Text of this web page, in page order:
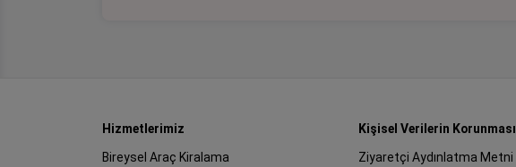
Hizmetlerimiz
Bireysel Araç Kiralama
Kişisel Verilerin Korunması
Ziyaretçi Aydınlatma Metni